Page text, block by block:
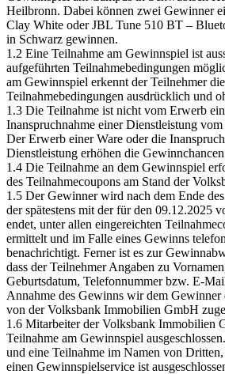
Heilbronn. Dabei können zwei Gewinner
Clay White oder JBL Tune 510 BT –
in Schwarz gewinnen.
1.2 Eine Teilnahme am Gewinnspiel ist
aufgeführten Teilnahmebedingungen
am Gewinnspiel erkennt der Teilnehmer
Teilnahmebedingungen ausdrücklich und
1.3 Die Teilnahme ist nicht vom Erwerb
Inanspruchnahme einer Dienstleistung
Der Erwerb einer Ware oder die
Dienstleistung erhöhen die
1.4 Die Teilnahme an dem Gewinnspiel
des Teilnahmecoupons am Stand der
1.5 Der Gewinner wird nach dem Ende
der spätestens mit der für den 09.12.2025
endet, unter allen eingereichten
ermittelt und im Falle eines Gewinns
benachrichtigt. Ferner ist es zur
dass der Teilnehmer Angaben zu
Geburtsdatum, Telefonnummer bzw. E-
Annahme des Gewinns wir dem Gewinner
von der Volksbank Immobilien GmbH
1.6 Mitarbeiter der Volksbank Immobilien
Teilnahme am Gewinnspiel
und eine Teilnahme im Namen von Dritten,
einen Gewinnspielservice ist